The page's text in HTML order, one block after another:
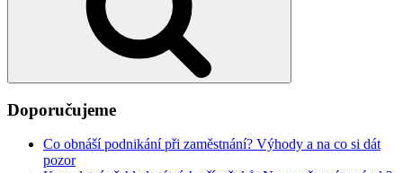
Doporučujeme
Co obnáší podnikání při zaměstnání? Výhody a na co si dát
pozor